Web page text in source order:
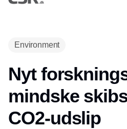
Environment
Nyt
mindske
CO2-udslip